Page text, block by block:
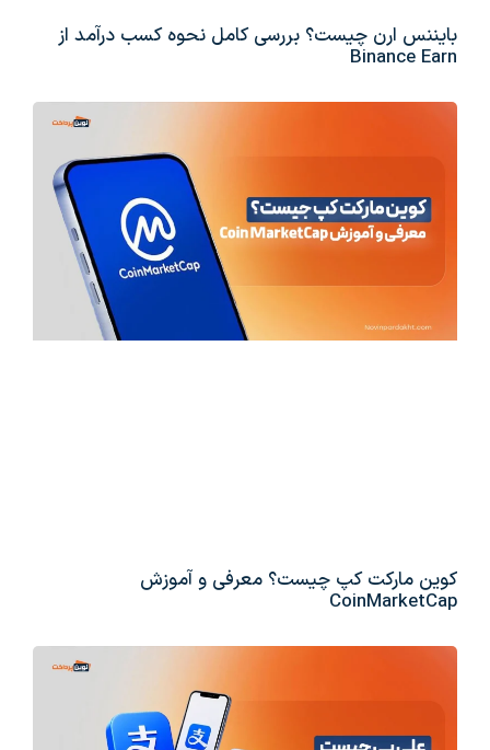
بایننس ارن چیست؟ بررسی کامل نحوه کسب درآمد از
Binance Earn
کوین مارکت کپ چیست؟ معرفی و آموزش
CoinMarketCap